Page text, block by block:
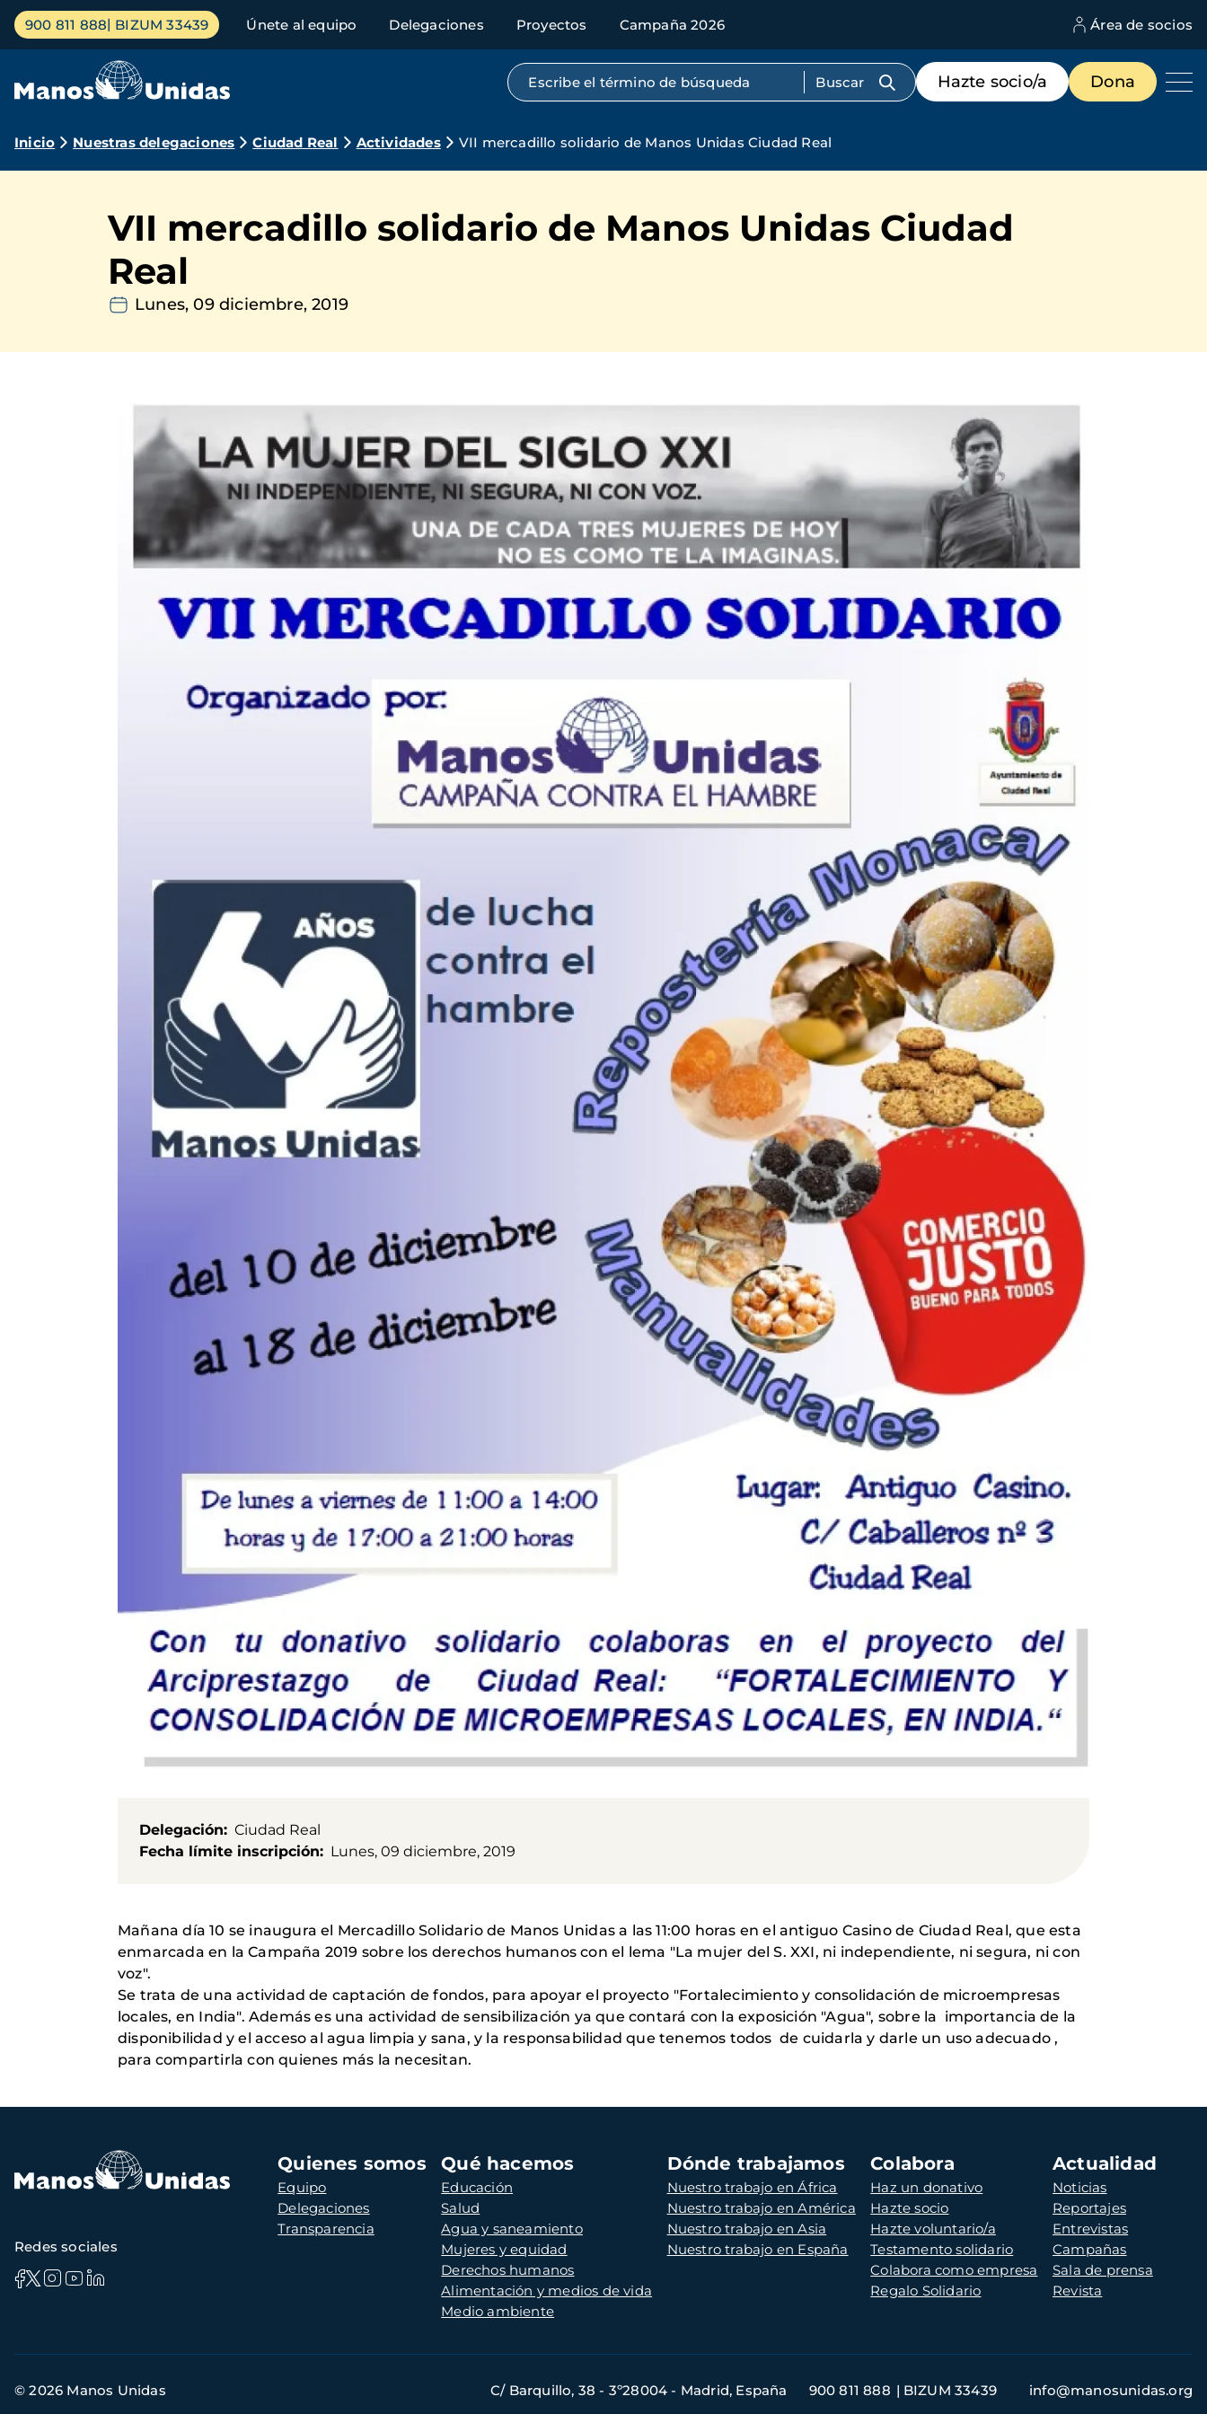
Pasar
contenido
Menú
principal
900 811 888 BIZUM 33439 Únete al equipo Delegaciones Proyectos Campaña 2026 Área de socios
Búsqueda por texto completo
Menú
de
destacados
Hazte socio/a Dona
Ruta
navegación
Inicio Nuestras delegaciones Ciudad Real Actividades VII mercadillo solidario de Manos Unidas Ciudad Real
VII mercadillo solidario de Manos Unidas Ciudad
Real
Lunes, 09 diciembre, 2019
Delegación
Ciudad Real
Fecha límite inscripción
Lunes, 09 diciembre, 2019
Mañana día 10 se inaugura el Mercadillo Solidario de Manos Unidas a las 11:00 horas en el antiguo Casino de Ciudad Real, que esta
enmarcada en la Campaña 2019 sobre los derechos humanos con el lema "La mujer del S. XXI, ni independiente, ni segura, ni con
voz".
Se trata de una actividad de captación de fondos, para apoyar el proyecto "Fortalecimiento y consolidación de microempresas
locales, en India". Además es una actividad de sensibilización ya que contará con la exposición "Agua", sobre la importancia de la
disponibilidad y el acceso al agua limpia y sana, y la responsabilidad que tenemos todos de cuidarla y darle un uso adecuado ,
para compartirla con quienes más la necesitan.
Navegación
principal
Quienes somos
Equipo
Delegaciones
Transparencia
Qué hacemos
Educación
Salud
Agua y saneamiento
Mujeres y equidad
Derechos humanos
Alimentación y medios de vida
Medio ambiente
Dónde trabajamos
Nuestro trabajo en África
Nuestro trabajo en América
Nuestro trabajo en Asia
Nuestro trabajo en España
Colabora
Haz un donativo
Hazte socio
Hazte voluntario/a
Testamento solidario
Colabora como empresa
Regalo Solidario
Actualidad
Noticias
Reportajes
Entrevistas
Campañas
Sala de prensa
Revista
Redes sociales
de
© 2026 Manos Unidas C/ Barquillo, 38 - 3º28004 - Madrid, España 900 811 888 BIZUM 33439 info@manosunidas.org